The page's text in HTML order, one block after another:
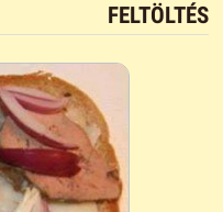
FELTÖLTÉS